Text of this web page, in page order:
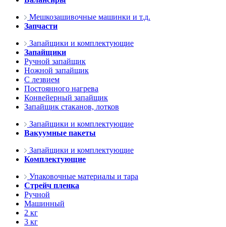
Мешкозашивочные машинки и т.д.
Запчасти
Запайщики и комплектующие
Запайщики
Ручной запайщик
Ножной запайщик
С лезвием
Постоянного нагрева
Конвейерный запайщик
Запайщик стаканов, лотков
Запайщики и комплектующие
Вакуумные пакеты
Запайщики и комплектующие
Комплектующие
Упаковочные материалы и тара
Стрейч пленка
Ручной
Машинный
2 кг
3 кг